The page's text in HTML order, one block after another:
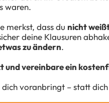
waren.
merkst, dass du nicht
deine Klausuren
zu ändern.
und vereinbare ein
voranbringt – statt